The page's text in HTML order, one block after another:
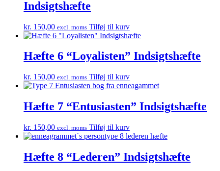
Indsigtshæfte
kr. 150,00 excl. moms Tilføj til kurv
Hæfte 6 “Loyalisten” Indsigtshæfte
kr. 150,00 excl. moms Tilføj til kurv
Hæfte 7 “Entusiasten” Indsigtshæfte
kr. 150,00 excl. moms Tilføj til kurv
Hæfte 8 “Lederen” Indsigtshæfte